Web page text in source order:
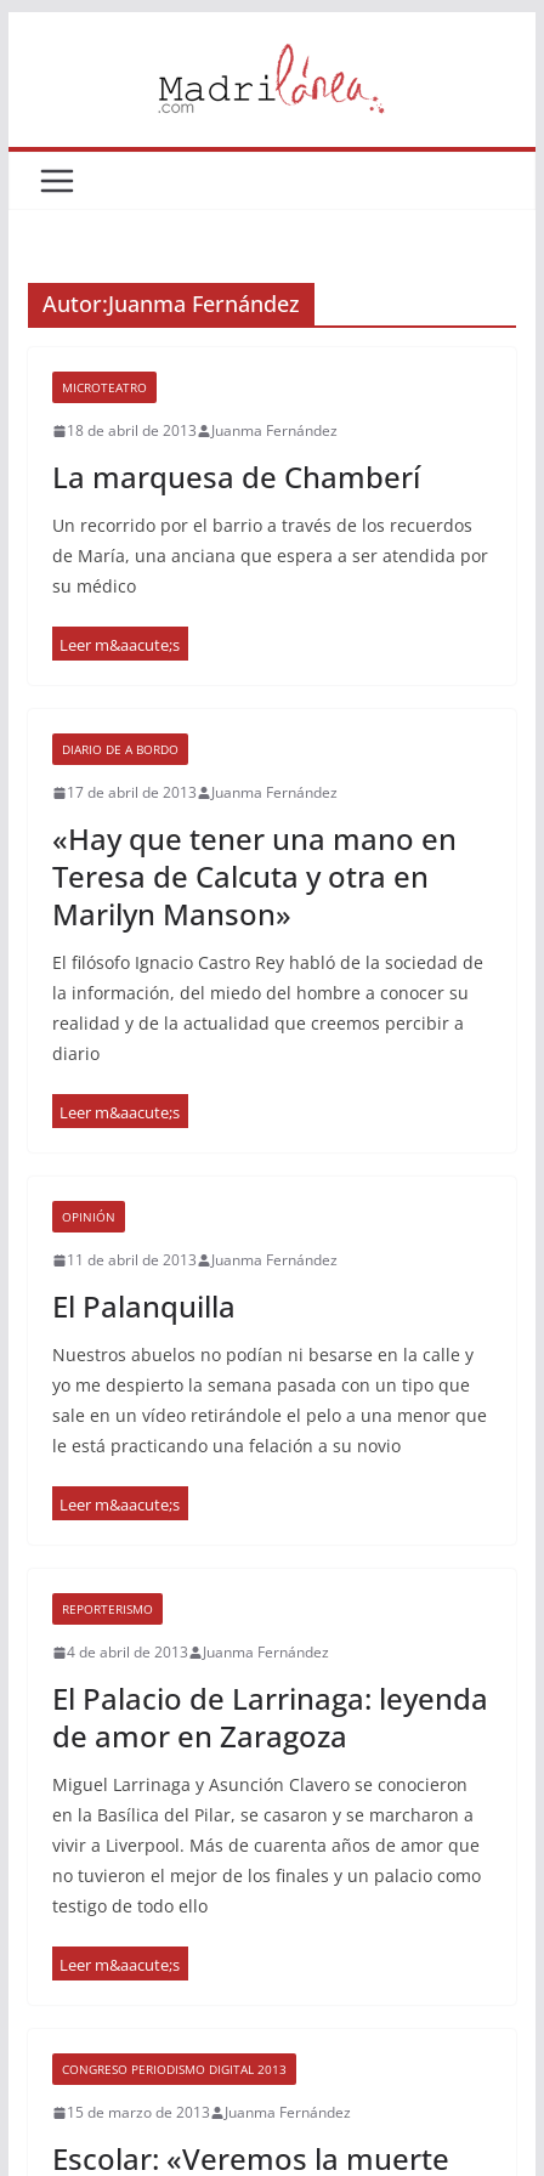
Autor:Juanma Fernández
MICROTEATRO
18 de abril de 2013 Juanma Fernández
La marquesa de Chamberí
Un recorrido por el barrio a través de los recuerdos
de María, una anciana que espera a ser atendida por
su médico
DIARIO DE A BORDO
17 de abril de 2013 Juanma Fernández
«Hay que tener una mano en
Teresa de Calcuta y otra en
Marilyn Manson»
El filósofo Ignacio Castro Rey habló de la sociedad de
la información, del miedo del hombre a conocer su
realidad y de la actualidad que creemos percibir a
diario
OPINIÓN
11 de abril de 2013 Juanma Fernández
El Palanquilla
Nuestros abuelos no podían ni besarse en la calle y
yo me despierto la semana pasada con un tipo que
sale en un vídeo retirándole el pelo a una menor que
le está practicando una felación a su novio
REPORTERISMO
4 de abril de 2013 Juanma Fernández
El Palacio de Larrinaga: leyenda
de amor en Zaragoza
Miguel Larrinaga y Asunción Clavero se conocieron
en la Basílica del Pilar, se casaron y se marcharon a
vivir a Liverpool. Más de cuarenta años de amor que
no tuvieron el mejor de los finales y un palacio como
testigo de todo ello
CONGRESO PERIODISMO DIGITAL 2013
15 de marzo de 2013 Juanma Fernández
Escolar: «Veremos la muerte